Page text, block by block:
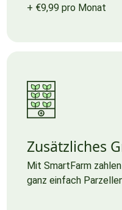
+ €9,99 pro Monat
Zusätzliches
Mit SmartFarm
ganz einfach